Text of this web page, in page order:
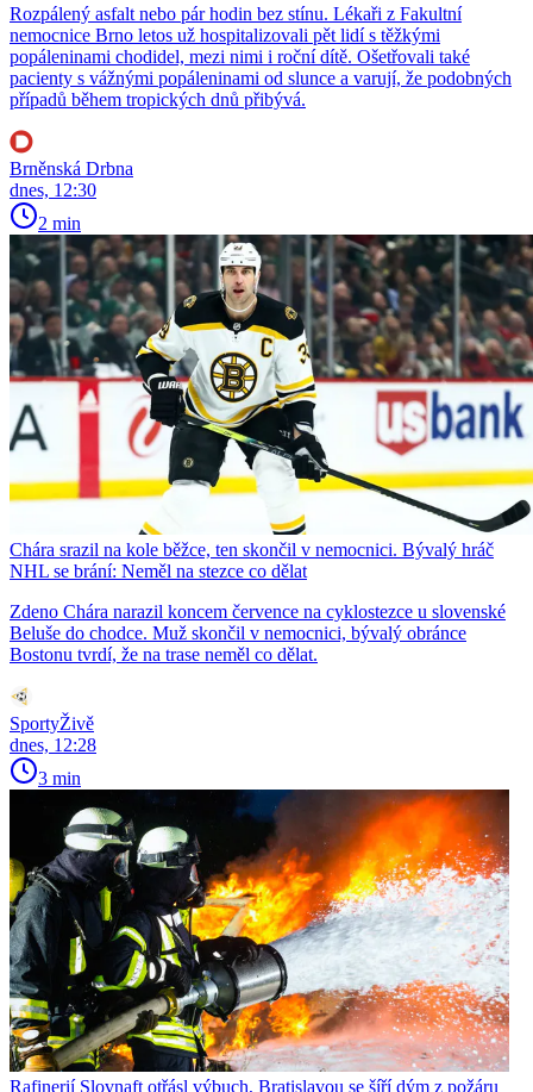
Rozpálený asfalt nebo pár hodin bez stínu. Lékaři z Fakultní
nemocnice Brno letos už hospitalizovali pět lidí s těžkými
popáleninami chodidel, mezi nimi i roční dítě. Ošetřovali také
pacienty s vážnými popáleninami od slunce a varují, že podobných
případů během tropických dnů přibývá.
Brněnská Drbna
dnes, 12:30
2 min
Chára srazil na kole běžce, ten skončil v nemocnici. Bývalý hráč
NHL se brání: Neměl na stezce co dělat
Zdeno Chára narazil koncem července na cyklostezce u slovenské
Beluše do chodce. Muž skončil v nemocnici, bývalý obránce
Bostonu tvrdí, že na trase neměl co dělat.
SportyŽivě
dnes, 12:28
3 min
Rafinerií Slovnaft otřásl výbuch, Bratislavou se šíří dým z požáru